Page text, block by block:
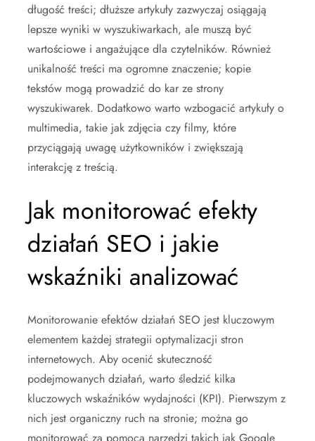
długość treści; dłuższe artykuły zazwyczaj osiągają
lepsze wyniki w wyszukiwarkach, ale muszą być
wartościowe i angażujące dla czytelników. Również
unikalność treści ma ogromne znaczenie; kopie
tekstów mogą prowadzić do kar ze strony
wyszukiwarek. Dodatkowo warto wzbogacić artykuły o
multimedia, takie jak zdjęcia czy filmy, które
przyciągają uwagę użytkowników i zwiększają
interakcję z treścią.
Jak monitorować efekty
działań SEO i jakie
wskaźniki analizować
Monitorowanie efektów działań SEO jest kluczowym
elementem każdej strategii optymalizacji stron
internetowych. Aby ocenić skuteczność
podejmowanych działań, warto śledzić kilka
kluczowych wskaźników wydajności (KPI). Pierwszym z
nich jest organiczny ruch na stronie; można go
monitorować za pomocą narzędzi takich jak Google